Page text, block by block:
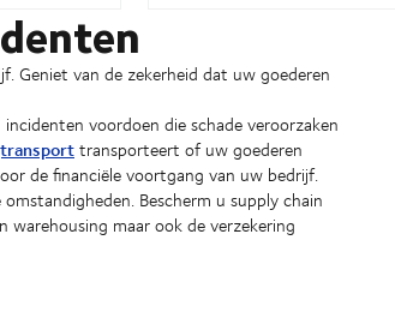
Geniet van de zekerheid dat uw goederen
voordoen die schade veroorzaken
transporteert of uw goederen
de financiële voortgang van uw bedrijf.
Bescherm u supply chain
warehousing maar ook de verzekering